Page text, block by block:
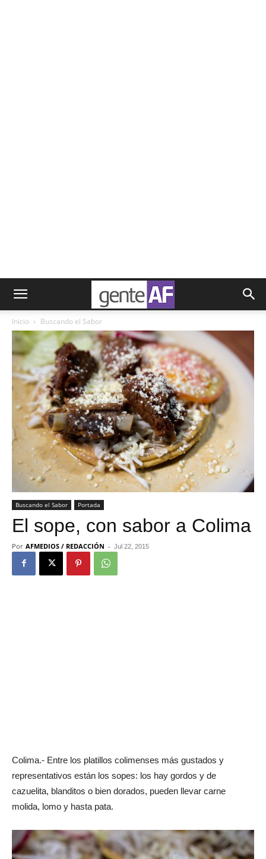
Inicio Buscando el Sabor
Buscando el Sabor Portada
El sope, con sabor a Colima
Por AFMEDIOS / REDACCIÓN - Jul 22, 2015
Colima.- Entre los platillos colimenses más gustados y
representativos están los sopes: los hay gordos y de
cazuelita, blanditos o bien dorados, pueden llevar carne
molida, lomo y hasta pata.